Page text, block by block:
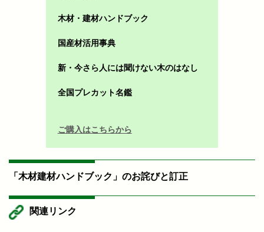
木材・建材ハンドブック
国産材活用事典
新・今さら人には聞けない木のはなし
全国プレカット名鑑
ご購入はこちらから
「木材建材ハンドブック」のお詫びと訂正
関連リンク